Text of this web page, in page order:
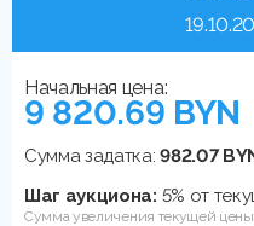
Начальная цена:
9 820.69 BYN
Сумма задатка:982.07
Шаг аукциона: 5% от
Сумма увеличения текущей цены